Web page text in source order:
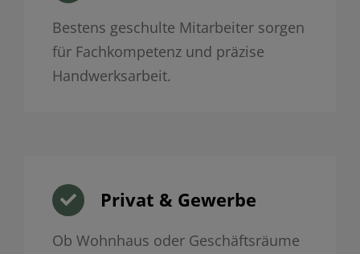
Bestens geschulte Mitarbeiter sorgen
für Fachkompetenz und präzise
Handwerksarbeit.
Privat & Gewerbe
Ob Wohnhaus oder Geschäftsräume